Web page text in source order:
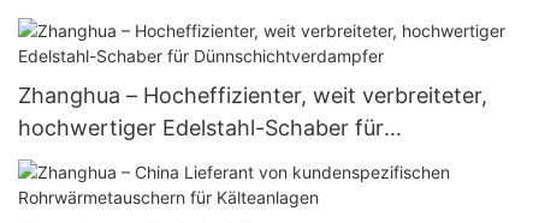
ISO- und ASME-Zertifikat
Zhanghua – Hocheffizienter, weit verbreiteter,
hochwertiger Edelstahl-Schaber für
Dünnschichtverdampfer